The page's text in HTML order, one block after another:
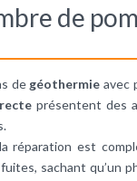
de
de géothermie avec
présentent des
réparation est
sachant qu’un